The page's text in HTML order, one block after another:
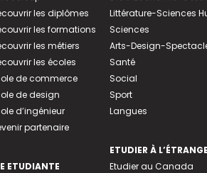
les diplômes
les formations
les métiers
les écoles
de commerce
de design
d’ingénieur
partenaire
ETUDIANTE
Littérature-Sciences
Sciences
Arts-Design-
Santé
Social
Sport
Langues
ETUDIER À
Etudier au Canada